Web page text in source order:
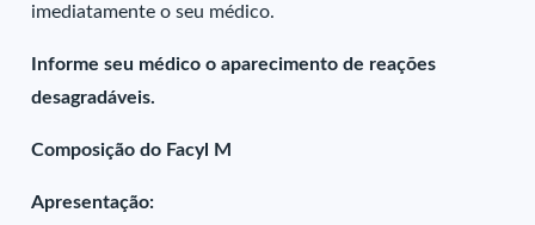
imediatamente o seu médico.
Informe seu médico o aparecimento de reações
desagradáveis.
Composição do Facyl M
Apresentação: